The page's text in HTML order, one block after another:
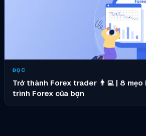
ĐỌC
Trở thành Forex trader 👨‍💻 | 8 mẹo
trình Forex của bạn